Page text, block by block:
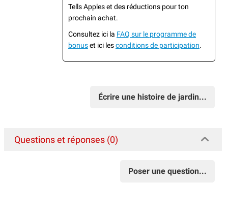
Tells Apples et des réductions pour ton
prochain achat.
Consultez ici la FAQ sur le programme de
bonuset ici lesconditions de participation.
Écrire une histoire de jardin...
Questions et réponses (0)
Poser une question...